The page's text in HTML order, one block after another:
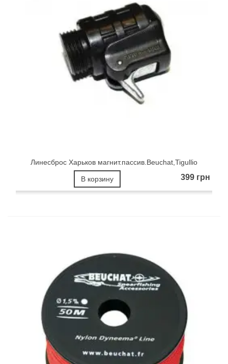
Линесброс Харьков магнит.пассив.Beuchat,Tigullio
399 грн
В корзину